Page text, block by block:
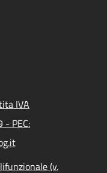
IVA
PEC:
(v.